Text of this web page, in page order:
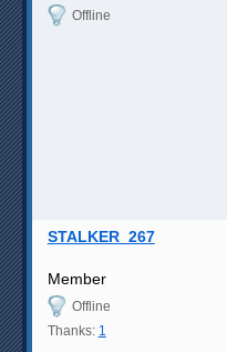
Offline
STALKER_267
Member
Offline
Thanks: 1